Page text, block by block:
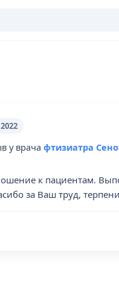
у врача фтизиатра
к пациентам.
за Ваш труд,